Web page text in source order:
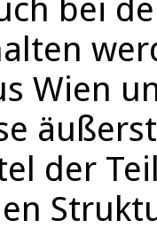
bei
Wien
der